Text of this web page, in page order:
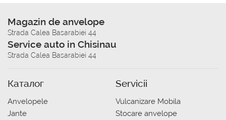
Magazin de anvelope
Strada Calea Basarabiei 44
Service auto in Chisinau
Strada Calea Basarabiei 44
Каталог
Anvelopele
Jante
Servicii
Vulcanizare Mobila
Stocare anvelope